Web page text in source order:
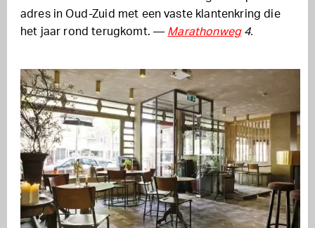
adres in Oud-Zuid met een vaste klantenkring die
het jaar rond terugkomt. — Marathonweg4.